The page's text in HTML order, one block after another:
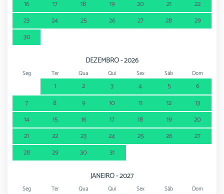
16 17 18 19 20 21
22
23
24 25 26 27 28
29
30
DEZEMBRO - 2026
Seg Ter Qua Qui Sex Sáb Dom
1 2 3 4 5
6
7
8 9 10 11 12
13
14
15 16 17 18 19
20
21
22 23 24 25 26
27
28
29 30 31
JANEIRO - 2027
Seg Ter Qua Qui Sex Sáb Dom